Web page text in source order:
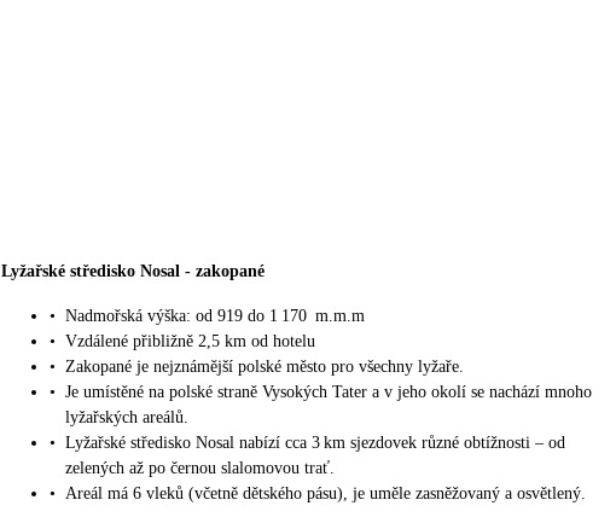
Lyžařské středisko Nosal - zakopané
• Nadmořská výška: od 919 do 1 170 m.m.m
• Vzdálené přibližně 2,5 km od hotelu
• Zakopané je nejznámější polské město pro všechny lyžaře.
• Je umístěné na polské straně Vysokých Tater a v jeho okolí se nachází mnoho
lyžařských areálů.
• Lyžařské středisko Nosal nabízí cca 3 km sjezdovek různé obtížnosti – od
zelených až po černou slalomovou trať.
• Areál má 6 vleků (včetně dětského pásu), je uměle zasněžovaný a osvětlený.